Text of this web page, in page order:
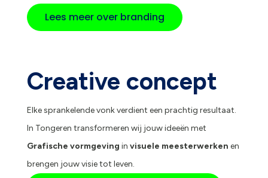
Lees meer over branding
Creative concept
Elke sprankelende vonk verdient een prachtig resultaat.
In Tongeren transformeren wij jouw ideeën met
Grafische vormgeving in visuele meesterwerken en
brengen jouw visie tot leven.